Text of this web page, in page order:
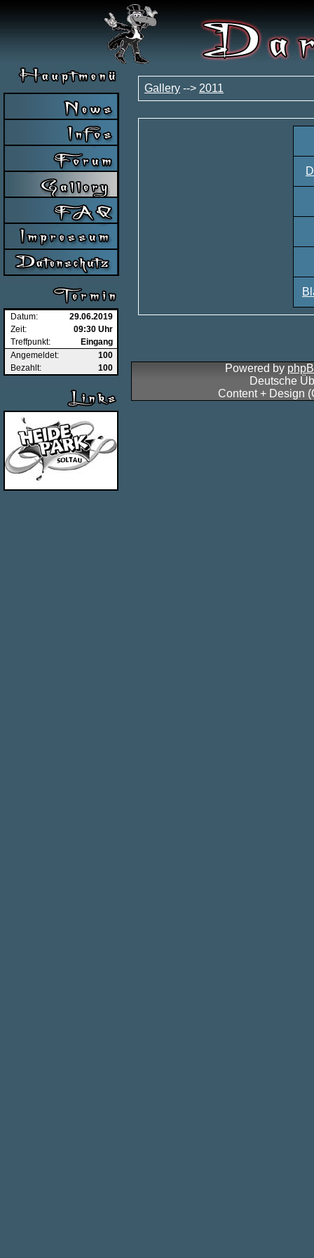
Datum:
29.06.2019
Zeit:
09:30 Uhr
Treffpunkt:
Eingang
Angemeldet:
100
Bezahlt:
100
Gallery --> 2011
Powered by
Deutsche
Content + Design